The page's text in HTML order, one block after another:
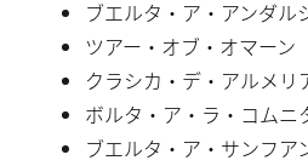
ブエルタ・ア・アンダル
ツアー・オブ・オマーン
クラシカ・デ・アルメリ
ボルタ・ア・ラ・コムニ
ブエルタ・ア・サンフア